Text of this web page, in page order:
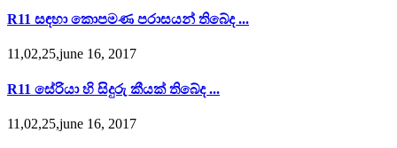
R11 සඳහා කොපමණ පරාසයන් තිබේද ...
11,02,25,june 16, 2017
R11 සේරියා හි සිදුරු කීයක් තිබේද ...
11,02,25,june 16, 2017